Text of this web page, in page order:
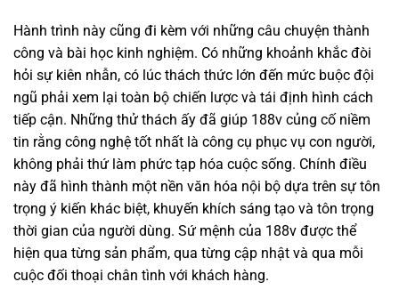
Hành trình này cũng đi kèm với những câu chuyện thành
công và bài học kinh nghiệm. Có những khoảnh khắc đòi
hỏi sự kiên nhẫn, có lúc thách thức lớn đến mức buộc đội
ngũ phải xem lại toàn bộ chiến lược và tái định hình cách
tiếp cận. Những thử thách ấy đã giúp 188v củng cố niềm
tin rằng công nghệ tốt nhất là công cụ phục vụ con người,
không phải thứ làm phức tạp hóa cuộc sống. Chính điều
này đã hình thành một nền văn hóa nội bộ dựa trên sự tôn
trọng ý kiến khác biệt, khuyến khích sáng tạo và tôn trọng
thời gian của người dùng. Sứ mệnh của 188v được thể
hiện qua từng sản phẩm, qua từng cập nhật và qua mỗi
cuộc đối thoại chân tình với khách hàng.